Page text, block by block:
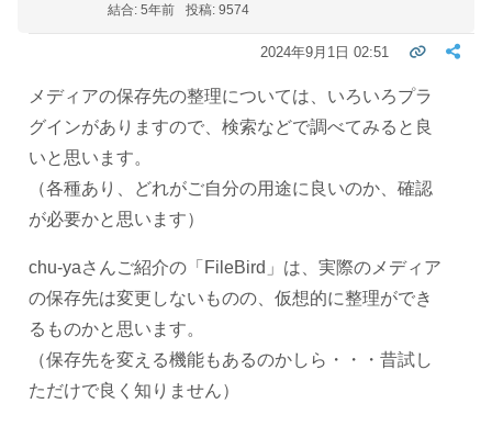
結合: 5年前 投稿: 9574
2024年9月1日 02:51
メディアの保存先の整理については、いろいろプラ
グインがありますので、検索などで調べてみると良
いと思います。
（各種あり、どれがご自分の用途に良いのか、確認
が必要かと思います）
chu-yaさんご紹介の「FileBird」は、実際のメディア
の保存先は変更しないものの、仮想的に整理ができ
るものかと思います。
（保存先を変える機能もあるのかしら・・・昔試し
ただけで良く知りません）